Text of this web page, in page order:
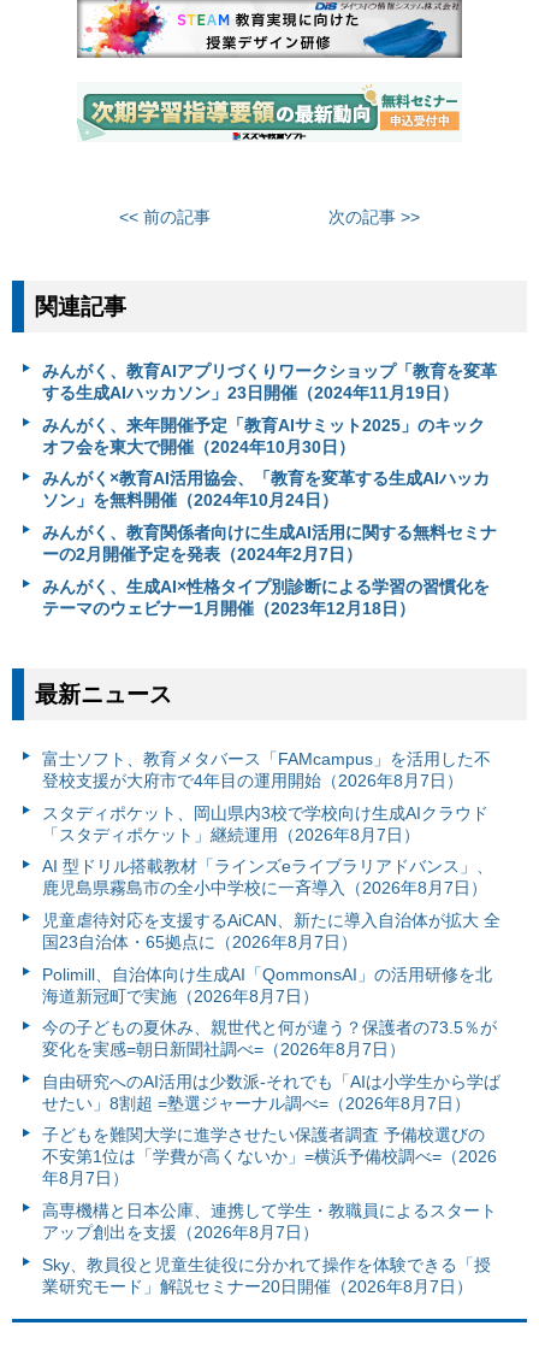
<< 前の記事 次の記事 >>
関連記事
みんがく、教育AIアプリづくりワークショップ「教育を変革
する生成AIハッカソン」23日開催（2024年11月19日）
みんがく、来年開催予定「教育AIサミット2025」のキック
オフ会を東大で開催（2024年10月30日）
みんがく×教育AI活用協会、「教育を変革する生成AIハッカ
ソン」を無料開催（2024年10月24日）
みんがく、教育関係者向けに生成AI活用に関する無料セミナ
ーの2月開催予定を発表（2024年2月7日）
みんがく、生成AI×性格タイプ別診断による学習の習慣化を
テーマのウェビナー1月開催（2023年12月18日）
最新ニュース
富⼠ソフト、教育メタバース「FAMcampus」を活用した不
登校支援が大府市で4年目の運用開始（2026年8月7日）
スタディポケット、岡山県内3校で学校向け生成AIクラウド
「スタディポケット」継続運用（2026年8月7日）
AI 型ドリル搭載教材「ラインズeライブラリアドバンス」、
鹿児島県霧島市の全小中学校に一斉導入（2026年8月7日）
児童虐待対応を支援するAiCAN、新たに導入自治体が拡大 全
国23自治体・65拠点に（2026年8月7日）
Polimill、自治体向け生成AI「QommonsAI」の活用研修を北
海道新冠町で実施（2026年8月7日）
今の子どもの夏休み、親世代と何が違う？保護者の73.5％が
変化を実感=朝日新聞社調べ=（2026年8月7日）
自由研究へのAI活用は少数派-それでも「AIは小学生から学ば
せたい」8割超 =塾選ジャーナル調べ=（2026年8月7日）
子どもを難関大学に進学させたい保護者調査 予備校選びの
不安第1位は「学費が高くないか」=横浜予備校調べ=（2026
年8月7日）
高専機構と日本公庫、連携して学生・教職員によるスタート
アップ創出を支援（2026年8月7日）
Sky、教員役と児童生徒役に分かれて操作を体験できる「授
業研究モード」解説セミナー20日開催（2026年8月7日）